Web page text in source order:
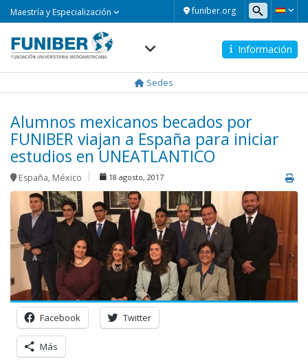
funiber.org
Maestría y Especialización
Información
Sedes
Alumnos mexicanos becados por
FUNIBER viajan a España para iniciar
estudios en UNEATLANTICO
España, México 18 agosto, 2017
Facebook Twitter
Más